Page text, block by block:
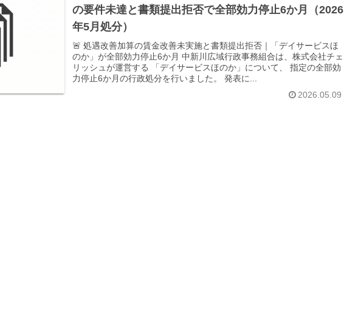
の要件未達と書類提出拒否で全部効力停止6か月（2026
年5月処分）
🚨 処遇改善加算の賃金改善未実施と書類提出拒否｜「デイサービスほ
のか」が全部効力停止6か月 中新川広域行政事務組合は、株式会社チェ
リッシュが運営する 「デイサービスほのか」について、 指定の全部効
力停止6か月の行政処分を行いました。 発表に...
2026.05.09